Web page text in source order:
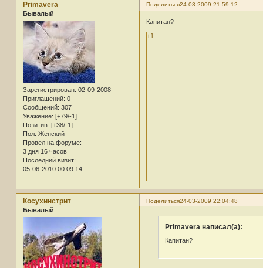
Поделиться24-03-2009 21:59:12
Primavera
Бывалый
Зарегистрирован: 02-09-2008
Приглашений: 0
Сообщений: 307
Уважение: [+79/-1]
Позитив: [+38/-1]
Пол: Женский
Провел на форуме:
3 дня 16 часов
Последний визит:
05-06-2010 00:09:14
Капитан?
+1
Поделиться24-03-2009 22:04:48
Косухинстрит
Бывалый
Primavera написал(а):
Капитан?